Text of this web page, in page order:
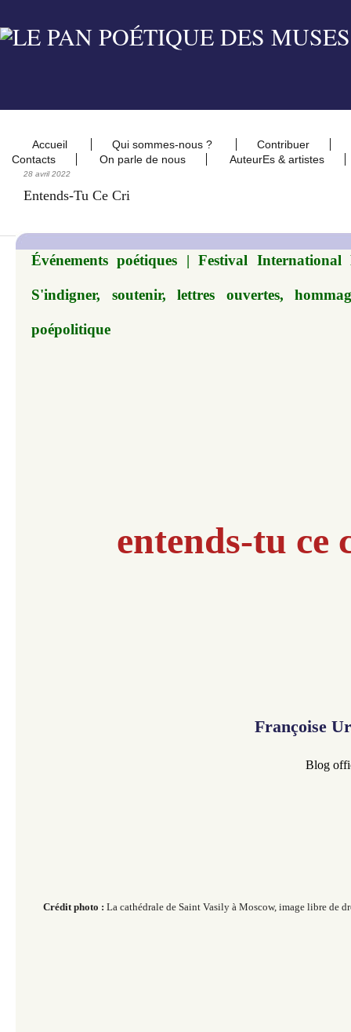
Accueil Qui sommes-nous ?
Contribuer
Contacts
On parle de nous AuteurEs & artistes
28 avril 2022
Entends-Tu Ce Cri
Événements poétiques | Festival International
S'indigner, soutenir, lettres ouvertes,
poépolitique
entends-tu ce
Françoise
Blog
Crédit photo : La cathédrale de Saint Vasily à Moscow, image libre de